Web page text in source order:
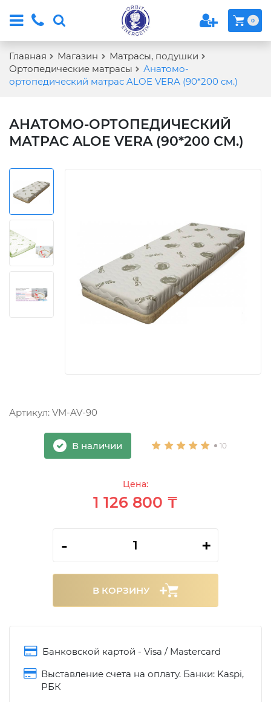
0
Главная Магазин
Матрасы, подушки
Ортопедические матрасы
Анатомо-
ортопедический матрас ALOE VERA (90*200 см.)
АНАТОМО-ОРТОПЕДИЧЕСКИЙ
МАТРАС ALOE VERA (90*200 СМ.)
Артикул: VM-AV-90
В наличии 10
Цена:
1 126 800 ₸
- +
В КОРЗИНУ
Банковской картой - Visa / Mastercard
Выставление счета на оплату. Банки: Kaspi,
РБК